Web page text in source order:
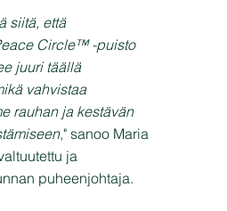
siitä, että
Circle™ -puisto
juuri täällä
vahvistaa
rauhan ja kestävän
," sanoo Maria
ja
puheenjohtaja.